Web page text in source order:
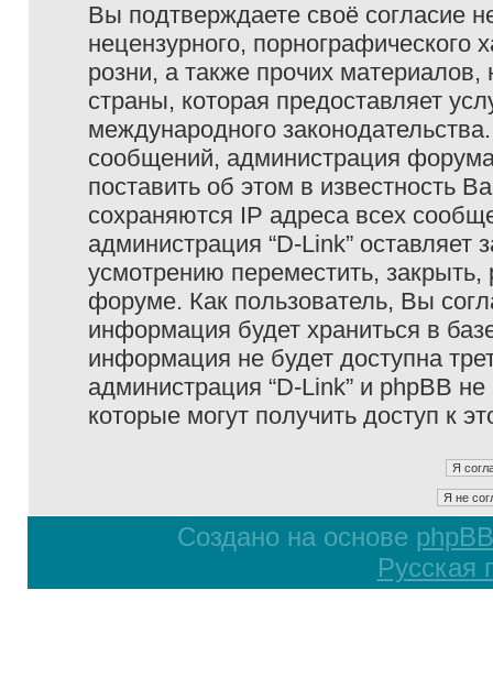
Вы подтверждаете своё согласие
нецензурного, порнографического
розни, а также прочих
страны, которая предоставляет
международного
сообщений, администрация
поставить об этом в известность
сохраняются IP адреса всех
администрация “D-Link”
усмотрению переместить,
форуме. Как пользователь, Вы
информация будет храниться в
информация не будет доступна
администрация “D-Link” и phpBB
которые могут получить доступ к
Создано на основе phpBB
Русская